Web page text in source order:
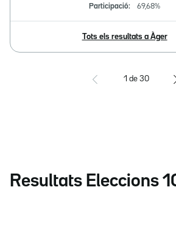
Participació: 69,68%
Tots els resultats a Àger
1 de 30
Resultats Eleccions